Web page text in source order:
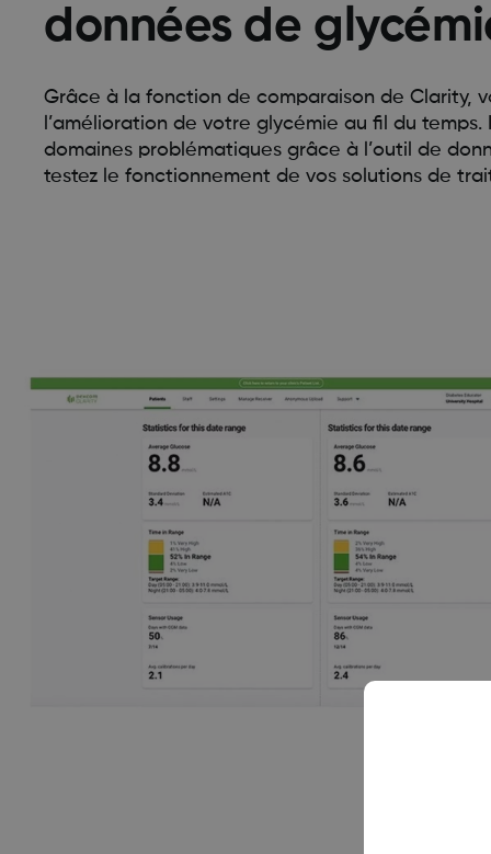
données de
Grâce à la fonction de comparaison de Clarity,
l’amélioration de votre glycémie au fil du temps.
domaines problématiques grâce à l’outil de
testez le fonctionnement de vos solutions de